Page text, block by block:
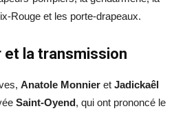
Rouge et les porte-drapeaux.
et la transmission
Anatole Monnier et Jadickaêl
Saint-Oyend, qui ont prononcé le